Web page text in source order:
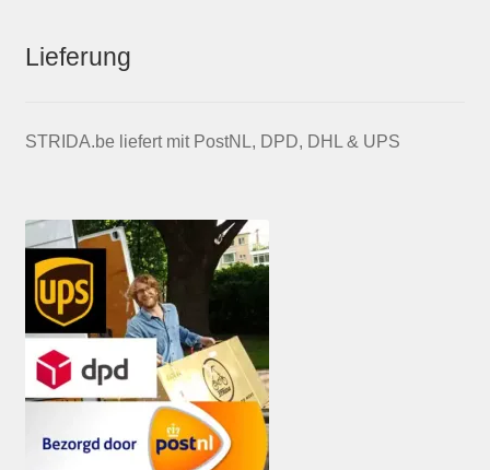
Lieferung
STRIDA.be liefert mit PostNL, DPD, DHL & UPS